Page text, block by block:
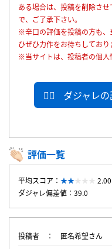
ある場合は、投稿を削除さ
で、ご了承下さい。
※辛口の評価を投稿の方も
ひぜひ力作をお待ちしており
※当サイトは、投稿者の個人
ダジャレ
評価一覧
平均スコア：
ダジャレ偏差値：39.0
投稿者
匿名希望さん